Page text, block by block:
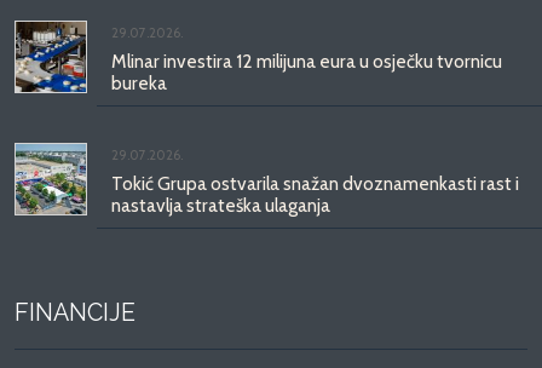
29.07.2026.
Mlinar investira 12 milijuna eura u osječku tvornicu
bureka
29.07.2026.
Tokić Grupa ostvarila snažan dvoznamenkasti rast i
nastavlja strateška ulaganja
FINANCIJE